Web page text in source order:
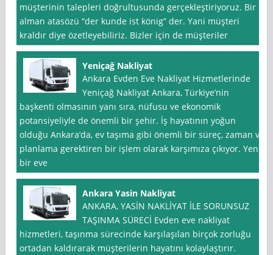
müşterinin talepleri doğrultusunda gerçekleştiriyoruz. Bir
alman atasözü “der kunde ist könig” der. Yani müşteri
kraldır diye özetleyebiliriz. Bizler için de müşteriler
Yeniçağ Nakliyat
Ankara Evden Eve Nakliyat Hizmetlerinde
Yeniçağ Nakliyat Ankara, Türkiye’nin
başkenti olmasının yanı sıra, nüfusu ve ekonomik
potansiyeliyle de önemli bir şehir. İş hayatının yoğun
olduğu Ankara’da, ev taşıma gibi önemli bir süreç, zaman ve
planlama gerektiren bir işlem olarak karşımıza çıkıyor. Yeni
bir eve
Ankara Yasin Nakliyat
ANKARA, YASİN NAKLİYAT İLE SORUNSUZ
TAŞINMA SÜRECİ Evden eve nakliyat
hizmetleri, taşınma sürecinde karşılaşılan birçok zorluğu
ortadan kaldırarak müşterilerin hayatını kolaylaştırır.